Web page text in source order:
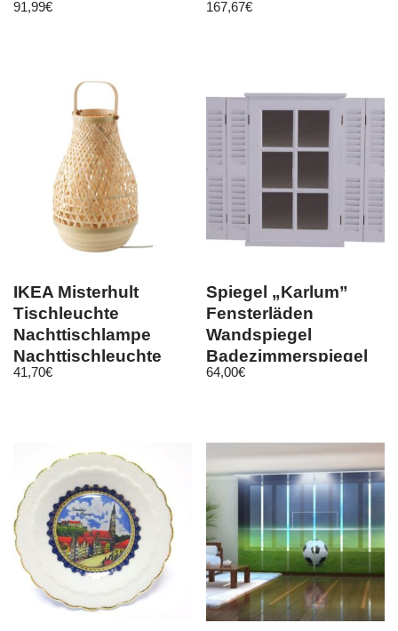
91,99€ 167,67€
IKEA Misterhult
Tischleuchte
Nachttischlampe
Nachttischleuchte
Lampe Bambus 36cm
41,70€
Spiegel „Karlum”
Fensterläden
Wandspiegel
Badezimmerspiegel
Landhausmöbel weiß
64,00€